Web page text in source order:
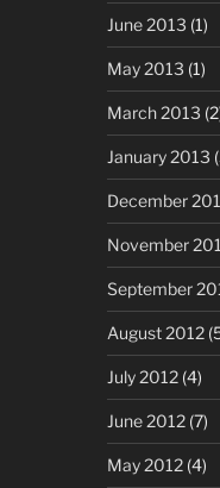
June 2013 (1)
May 2013 (1)
March 2013
January 2013
December
November
September
August 2012
July 2012(4)
June 2012(7)
May 2012(4)